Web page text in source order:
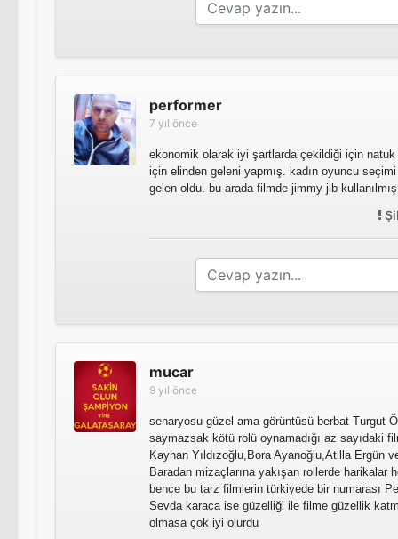
performer
7 yıl önce
ekonomik olarak iyi şartlarda çekildiği için
için elinden geleni yapmış. kadın oyuncu
gelen oldu. bu arada filmde jimmy jib
mucar
9 yıl önce
senaryosu güzel ama görüntüsü berbat Turgut
saymazsak kötü rolü oynamadığı az sayıdaki
Kayhan Yıldızoğlu,Bora Ayanoğlu,Atilla Ergün
Baradan mizaçlarına yakışan rollerde harikalar
bence bu tarz filmlerin türkiyede bir numarası
Sevda karaca ise güzelliği ile filme güzellik
olmasa çok iyi olurdu